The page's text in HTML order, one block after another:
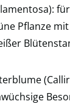
Pflanze